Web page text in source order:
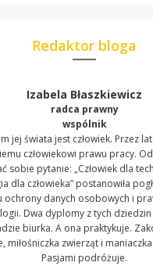
Redaktor bloga
Izabela Błaszkiewicz
radca prawny
wspólnik
jej świata jest człowiek. Przez
człowiekowi prawu pracy.
sobie pytanie: „Człowiek dla
dla człowieka” postanowiła
ochrony danych osobowych i
Dwa dyplomy z tych
biurka. A ona praktykuje.
miłośniczka zwierząt i
Pasjami podróżuje.